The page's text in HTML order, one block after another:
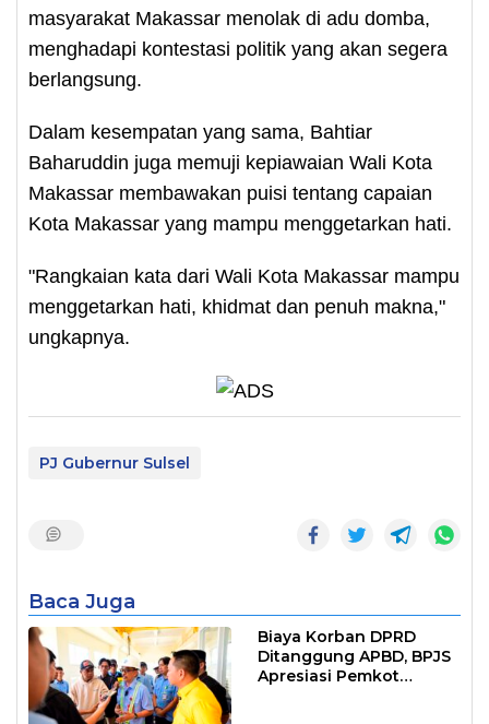
masyarakat Makassar menolak di adu domba,
menghadapi kontestasi politik yang akan segera
berlangsung.
Dalam kesempatan yang sama, Bahtiar
Baharuddin juga memuji kepiawaian Wali Kota
Makassar membawakan puisi tentang capaian
Kota Makassar yang mampu menggetarkan hati.
"Rangkaian kata dari Wali Kota Makassar mampu
menggetarkan hati, khidmat dan penuh makna,"
ungkapnya.
PJ Gubernur Sulsel
Baca Juga
Biaya Korban DPRD
Ditanggung APBD, BPJS
Apresiasi Pemkot